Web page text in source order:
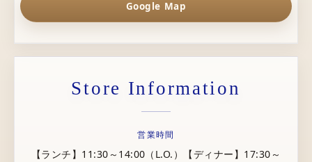
Google Map
Store Information
営業時間
【ランチ】11:30～14:00（L.O.）【ディナー】17:30～